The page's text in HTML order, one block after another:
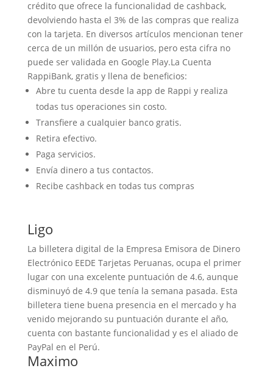
crédito que ofrece la funcionalidad de cashback,
devolviendo hasta el 3% de las compras que realiza
con la tarjeta. En diversos artículos mencionan tener
cerca de un millón de usuarios, pero esta cifra no
puede ser validada en Google Play.La Cuenta
RappiBank, gratis y llena de beneficios:
Abre tu cuenta desde la app de Rappi y realiza
todas tus operaciones sin costo.
Transfiere a cualquier banco gratis.
Retira efectivo.
Paga servicios.
Envía dinero a tus contactos.
Recibe cashback en todas tus compras
Ligo
La billetera digital de la Empresa Emisora de Dinero
Electrónico EEDE Tarjetas Peruanas, ocupa el primer
lugar con una excelente puntuación de 4.6, aunque
disminuyó de 4.9 que tenía la semana pasada. Esta
billetera tiene buena presencia en el mercado y ha
venido mejorando su puntuación durante el año,
cuenta con bastante funcionalidad y es el aliado de
PayPal en el Perú.
Maximo